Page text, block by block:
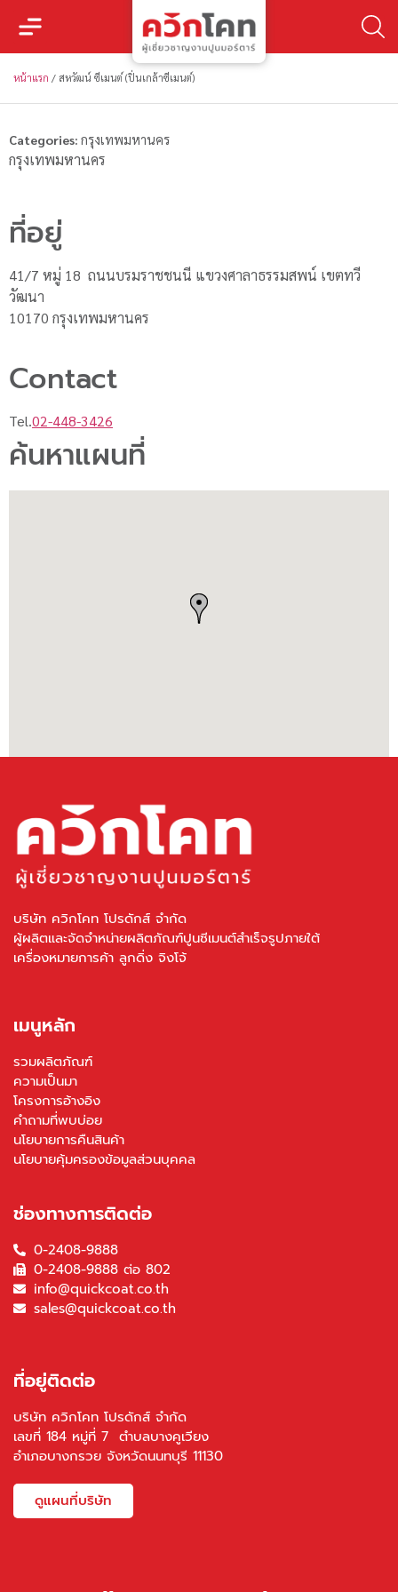
หน้าแรก / สหวัฒน์ ซีเมนต์ (ปิ่นเกล้าซีเมนต์)
Categories: กรุงเทพมหานคร
กรุงเทพมหานคร
ที่อยู่
41/7 หมู่ 18 ถนนบรมราชชนนี แขวงศาลาธรรมสพน์ เขตทวี
วัฒนา
10170 กรุงเทพมหานคร
Contact
Tel.02-448-3426
ค้นหาแผนที่
บริษัท ควิกโคท โปรดักส์ จำกัด
ผู้ผลิตและจัดจำหน่ายผลิตภัณฑ์ปูนซีเมนต์สำเร็จรูปภายใต้
เครื่องหมายการค้า ลูกดิ่ง จิงโจ้
เมนูหลัก
รวมผลิตภัณฑ์
ความเป็นมา
โครงการอ้างอิง
คำถามที่พบบ่อย
นโยบายการคืนสินค้า
นโยบายคุ้มครองข้อมูลส่วนบุคคล
ช่องทางการติดต่อ
0-2408-9888
0-2408-9888 ต่อ 802
info@quickcoat.co.th
sales@quickcoat.co.th
ที่อยู่ติดต่อ
บริษัท ควิกโคท โปรดักส์ จำกัด
เลขที่ 184 หมู่ที่ 7 ตำบลบางคูเวียง
อำเภอบางกรวย จังหวัดนนทบุรี 11130
ดูแผนที่บริษัท